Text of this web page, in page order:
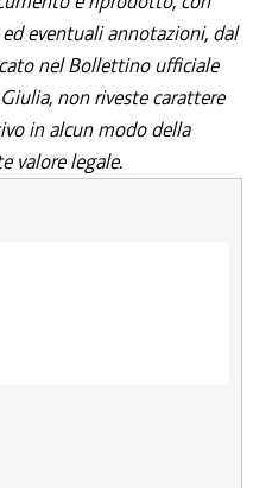
eventuali annotazioni, dal
nel Bollettino ufficiale
non riveste carattere
in alcun modo della
valore legale.